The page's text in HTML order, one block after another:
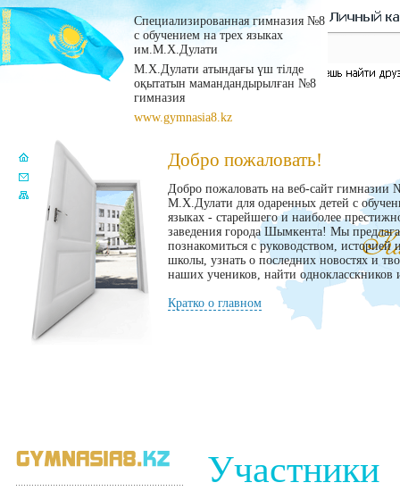
Специализированная гимназия №8
с обучением на трех языках
им.М.Х.Дулати
М.Х.Дулати атындағы үш тілде
оқытатын мамандандырылған №8
гимназия
www.gymnasia8.kz
Добро пожаловать!
Добро пожаловать на веб-сайт гимназии
М.Х.Дулати для одаренных детей с
языках - старейшего и наиболее
заведения города Шымкента! Мы
познакомиться с руководством, историей
школы, узнать о последних новостях и
наших учеников, найти однокласскников
Кратко о главном
Участники